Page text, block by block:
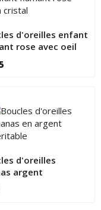
d'oreilles enfant
rose avec oeil
d'oreilles
argent